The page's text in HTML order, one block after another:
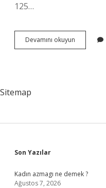
125…
Devamını okuyun Japonya
Kaç
Sitemap
Sidebar
Son Yazılar
Kadın azmagı ne demek ?
Ağustos 7, 2026